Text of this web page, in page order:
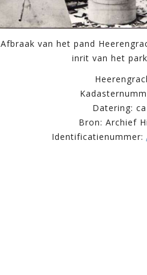
Afbraak van het pand
inrit van het
Datering:
Bron: Archief
Identificatienummer: